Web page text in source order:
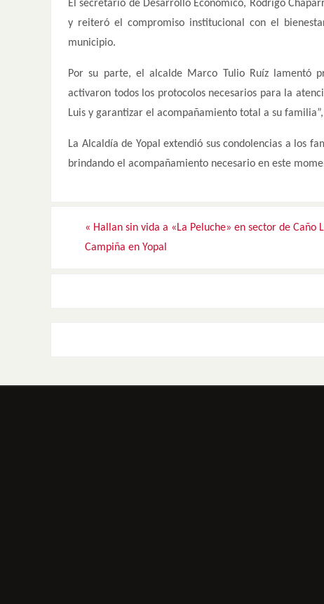
El secretario de Desarrollo Económico, Rodrigo
y reiteró el compromiso institucional con el
municipio.
Por su parte, el alcalde Marco Tulio Ruíz lamentó
activaron todos los protocolos necesarios para la
Luis y garantizar el acompañamiento total a su
La Alcaldía de Yopal extendió sus condolencias a los
brindando el acompañamiento necesario en este
« Hallan sin vida a «La Peluche» en sector de Caño
Campiña en Yopal